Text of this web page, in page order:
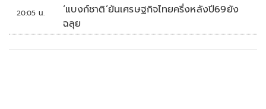
20:05 น.
‘แบงก์ชาติ’ยันเศรษฐกิจไทยครึ่งหลังปี69ยัง
ฉลุย